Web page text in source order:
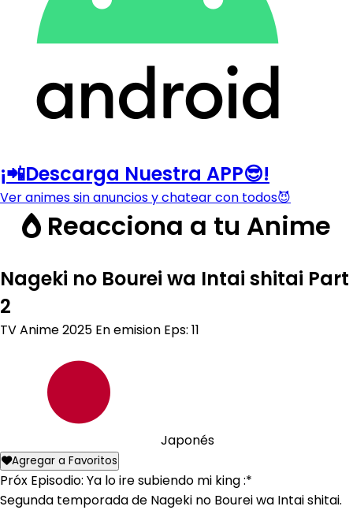
¡📲Descarga Nuestra APP😎!
Ver animes sin anuncios y chatear con todos😈
Reacciona a tu Anime
Nageki no Bourei wa Intai shitai Part
2
TV Anime2025 En emision Eps: 11
Japonés
Agregar a Favoritos
Próx Episodio: Ya lo ire subiendo mi king :*
Segunda temporada de Nageki no Bourei wa Intai shitai.